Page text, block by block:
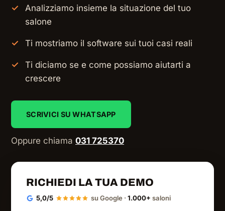
Analizziamo insieme la situazione del tuo
salone
Ti mostriamo il software sui tuoi casi reali
Ti diciamo se e come possiamo aiutarti a
crescere
SCRIVICI SU WHATSAPP
Oppure chiama 031 725370
RICHIEDI LA TUA DEMO
5,0/5 su Google · 1.000+ saloni